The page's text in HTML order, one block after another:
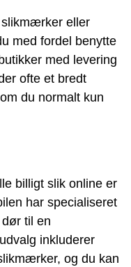
slikmærker eller
med fordel benytte
med levering
ofte et bredt
du normalt kun
billigt slik online er
har specialiseret
til en
inkluderer
og du kan